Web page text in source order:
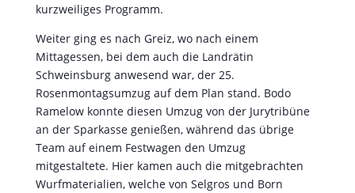
kurzweiliges Programm.
Weiter ging es nach Greiz, wo nach einem
Mittagessen, bei dem auch die Landrätin
Schweinsburg anwesend war, der 25.
Rosenmontagsumzug auf dem Plan stand. Bodo
Ramelow konnte diesen Umzug von der Jurytribüne
an der Sparkasse genießen, während das übrige
Team auf einem Festwagen den Umzug
mitgestaltete. Hier kamen auch die mitgebrachten
Wurfmaterialien, welche von Selgros und Born